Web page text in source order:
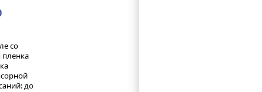
со
до